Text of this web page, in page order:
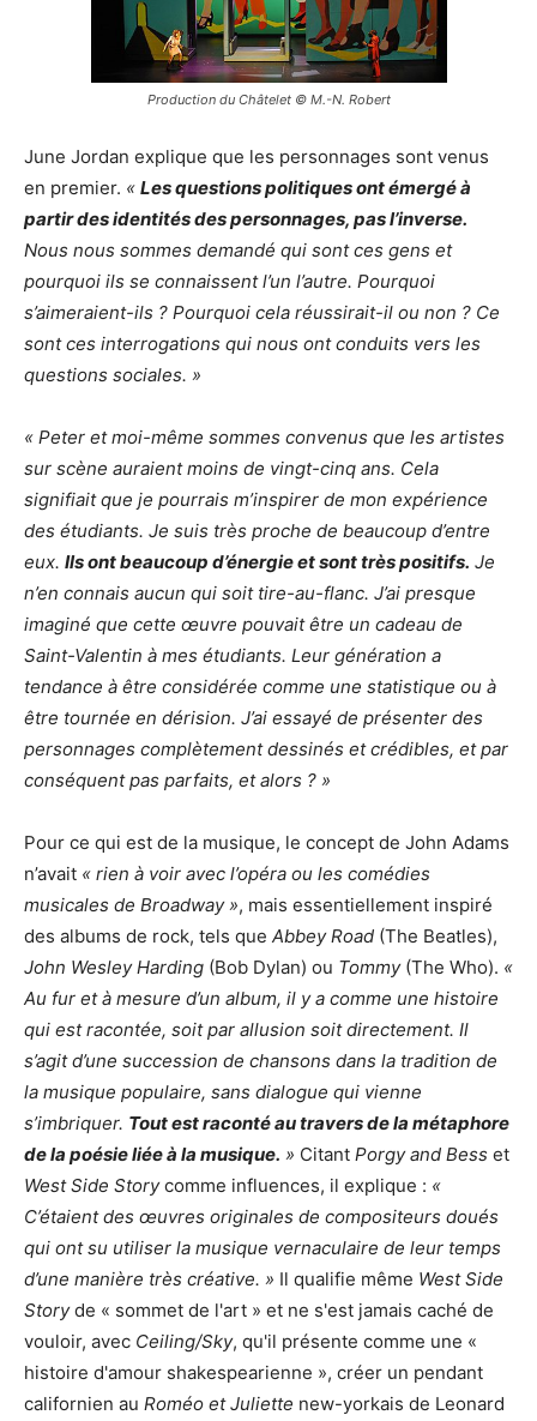
Production du Châtelet © M.-N. Robert
June Jordan explique que les personnages sont venus
en premier. « Les questions politiques ont émergé à
partir des identités des personnages, pas l’inverse.
Nous nous sommes demandé qui sont ces gens et
pourquoi ils se connaissent l’un l’autre. Pourquoi
s’aimeraient-ils ? Pourquoi cela réussirait-il ou non ? Ce
sont ces interrogations qui nous ont conduits vers les
questions sociales. »
« Peter et moi-même sommes convenus que les artistes
sur scène auraient moins de vingt-cinq ans. Cela
signifiait que je pourrais m’inspirer de mon expérience
des étudiants. Je suis très proche de beaucoup d’entre
eux. Ils ont beaucoup d’énergie et sont très positifs. Je
n’en connais aucun qui soit tire-au-flanc. J’ai presque
imaginé que cette œuvre pouvait être un cadeau de
Saint-Valentin à mes étudiants. Leur génération a
tendance à être considérée comme une statistique ou à
être tournée en dérision. J’ai essayé de présenter des
personnages complètement dessinés et crédibles, et par
conséquent pas parfaits, et alors ? »
Pour ce qui est de la musique, le concept de John Adams
n’avait « rien à voir avec l’opéra ou les comédies
musicales de Broadway », mais essentiellement inspiré
des albums de rock, tels que Abbey Road (The Beatles),
John Wesley Harding (Bob Dylan) ou Tommy(The Who). «
Au fur et à mesure d’un album, il y a comme une histoire
qui est racontée, soit par allusion soit directement. Il
s’agit d’une succession de chansons dans la tradition de
la musique populaire, sans dialogue qui vienne
s’imbriquer. Tout est raconté au travers de la métaphore
de la poésie liée à la musique. » Citant Porgy and Bess et
West Side Storycomme influences, il explique : «
C’étaient des œuvres originales de compositeurs doués
qui ont su utiliser la musique vernaculaire de leur temps
d’une manière très créative. » Il qualifie même West Side
Storyde « sommet de l'art » et ne s'est jamais caché de
vouloir, avec Ceiling/Sky, qu'il présente comme une «
histoire d'amour shakespearienne », créer un pendant
californien au Roméo et Juliette new-yorkais de Leonard